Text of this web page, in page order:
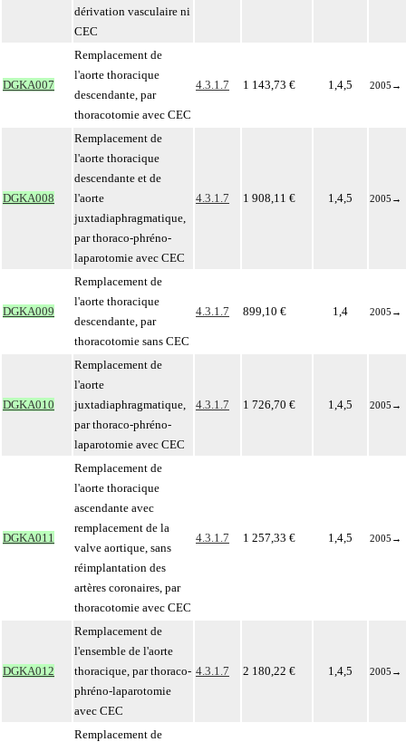
dérivation vasculaire ni
CEC
DGKA007
Remplacement de
l'aorte thoracique
descendante, par
thoracotomie avec CEC
4.3.1.7 1 143,73 € 1,4,5 2005 →
DGKA008
Remplacement de
l'aorte thoracique
descendante et de
l'aorte
juxtadiaphragmatique,
par thoraco-phréno-
laparotomie avec CEC
4.3.1.7 1 908,11 € 1,4,5 2005 →
DGKA009
Remplacement de
l'aorte thoracique
descendante, par
thoracotomie sans CEC
4.3.1.7 899,10 € 1,4 2005 →
DGKA010
Remplacement de
l'aorte
juxtadiaphragmatique,
par thoraco-phréno-
laparotomie avec CEC
4.3.1.7 1 726,70 € 1,4,5 2005 →
DGKA011
Remplacement de
l'aorte thoracique
ascendante avec
remplacement de la
valve aortique, sans
réimplantation des
artères coronaires, par
thoracotomie avec CEC
4.3.1.7 1 257,33 € 1,4,5 2005 →
DGKA012
Remplacement de
l'ensemble de l'aorte
thoracique, par thoraco-
phréno-laparotomie
avec CEC
4.3.1.7 2 180,22 € 1,4,5 2005 →
Remplacement de